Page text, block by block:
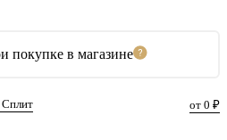
покупке в магазине
Сплит от 0 ₽